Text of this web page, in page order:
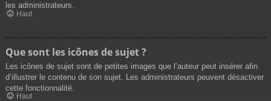
les administrateurs.
Haut
Que sont les icônes de sujet ?
Les icônes de sujet sont de petites images que l’auteur peut insérer afin
d’illustrer le contenu de son sujet. Les administrateurs peuvent désactiver
cette fonctionnalité.
Haut